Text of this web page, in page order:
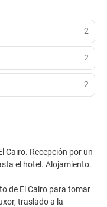
2
2
2
Cairo. Recepción por un
el hotel. Alojamiento.
de El Cairo para tomar
traslado a la